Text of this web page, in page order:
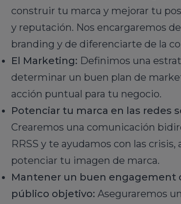
construir tu marca y mejorar tu
y reputación. Nos encargaremos
branding y de diferenciarte de la
El Marketing: Definimos una
determinar un buen plan de
acción puntual para tu negocio.
Potenciar tu marca en las redes
Crearemos una comunicación
RRSS y te ayudamos con las crisis,
potenciar tu imagen de marca.
Mantener un buen engagement
público objetivo: Aseguraremos